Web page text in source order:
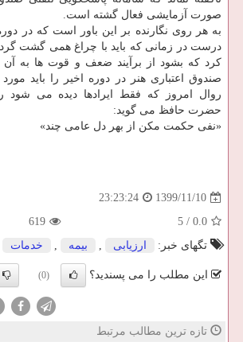
صورت آزمایشی فعال گشته است.
به هر روی نگارنده بر این باور است که در
درست در زمانی که باید با چراغ همی گشت گرد
کرد که بشود از برآیند ضعف و قوت ها به آن
صندوق اعتباری هنر در دوره اخیر را باید
روال امروز که فقط ایرادها دیده می شود
حضرت حافظ می گوید:
«نفی حکمت مکن از بهر دل عامی چند»
1399/11/10
23:23:24
0.0
/
5
619
تگهای خبر:
ارزیابی , بیمه , خدمات
این مطلب را می پسندید؟ (0)
تازه ترین مطالب مرتبط